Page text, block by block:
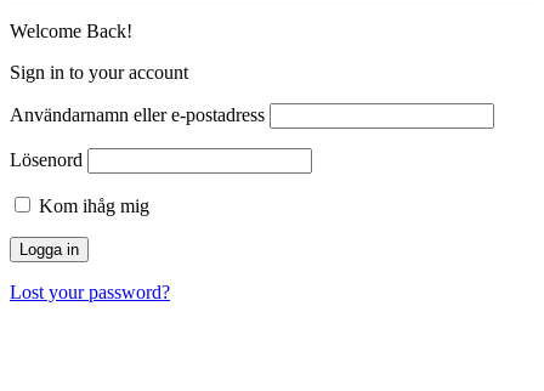
Welcome Back!
Sign in to your account
Användarnamn eller e-postadress
Lösenord
Kom ihåg mig
Lost your password?